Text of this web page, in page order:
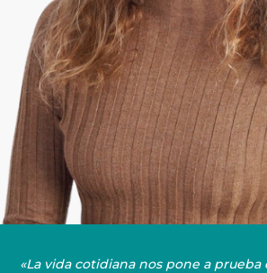
«La vida cotidiana nos pone a